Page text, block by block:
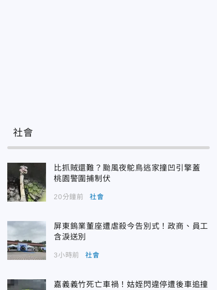
社會
比抓賊還難？颱風夜鴕鳥逃家撞凹引擎蓋
桃園警圍捕制伏
20分鐘前 社會
屏東鎢業董座遭虐殺今告別式！政商、員工
含淚送別
3小時前 社會
嘉義義竹死亡車禍！姑姪閃違停遭後車追撞